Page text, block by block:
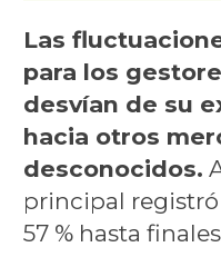
Las
para los
desvían de su
hacia otros
desconocidos.
principal
57 % hasta